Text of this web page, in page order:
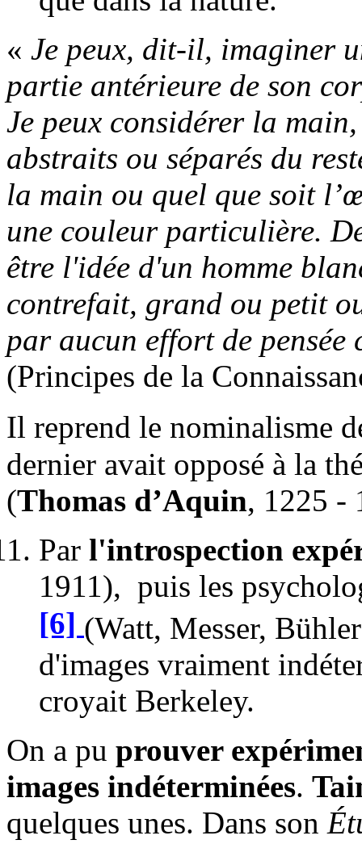
« Je peux, dit-il, imaginer
partie anté­rieure de son
Je peux considérer la
abstraits ou séparés du
la main ou quel que soit
une couleur particulière.
être l'idée d'un homme
contrefait, grand ou petit
par aucun effort de
(Principes de la
Il reprend le nominalisme
dernier avait opposé à la
(Thomas d’Aquin, 1225 -
Par l'introspection
1911), puis les
[6] (Watt, Messer,
d'images vraiment
croyait Berkeley.
On a pu prouver
images indéterminées.
quelques unes. Dans son